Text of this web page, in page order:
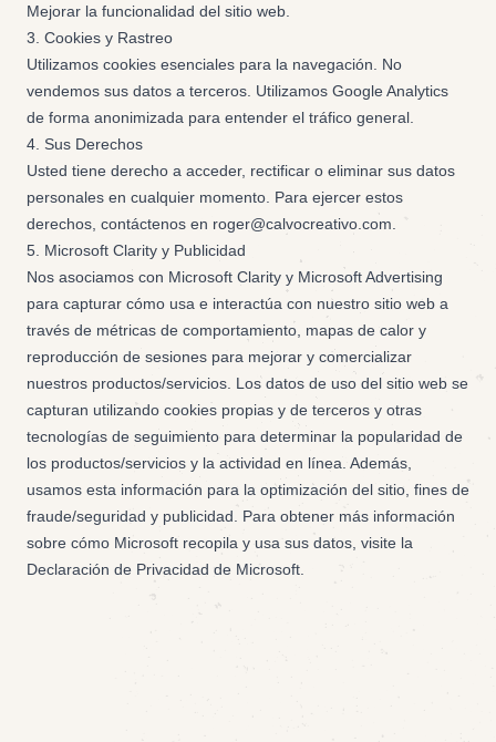
Mejorar la funcionalidad del sitio web.
3. Cookies y Rastreo
Utilizamos cookies esenciales para la navegación. No
vendemos sus datos a terceros. Utilizamos Google Analytics
de forma anonimizada para entender el tráfico general.
4. Sus Derechos
Usted tiene derecho a acceder, rectificar o eliminar sus datos
personales en cualquier momento. Para ejercer estos
derechos, contáctenos en roger@calvocreativo.com.
5. Microsoft Clarity y Publicidad
Nos asociamos con Microsoft Clarity y Microsoft Advertising
para capturar cómo usa e interactúa con nuestro sitio web a
través de métricas de comportamiento, mapas de calor y
reproducción de sesiones para mejorar y comercializar
nuestros productos/servicios. Los datos de uso del sitio web se
capturan utilizando cookies propias y de terceros y otras
tecnologías de seguimiento para determinar la popularidad de
los productos/servicios y la actividad en línea. Además,
usamos esta información para la optimización del sitio, fines de
fraude/seguridad y publicidad. Para obtener más información
sobre cómo Microsoft recopila y usa sus datos, visite la
Declaración de Privacidad de Microsoft.